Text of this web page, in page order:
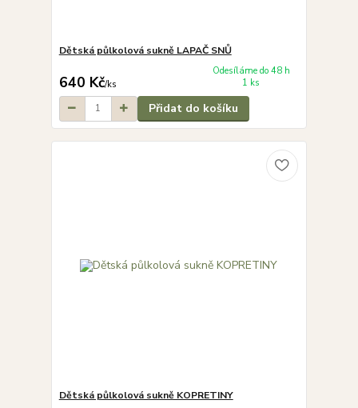
Dětská půlkolová sukně LAPAČ SNŮ
640 Kč/ks
Odesíláme do 48 h
1 ks
Přidat do košíku
Dětská půlkolová sukně KOPRETINY